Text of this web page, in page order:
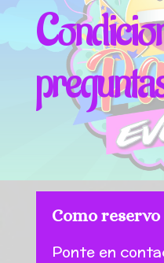
Como reservo
Ponte en